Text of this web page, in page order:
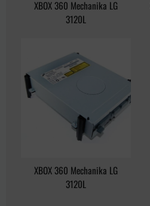
XBOX 360 Mechanika LG
3120L
XBOX 360 Mechanika LG
3120L